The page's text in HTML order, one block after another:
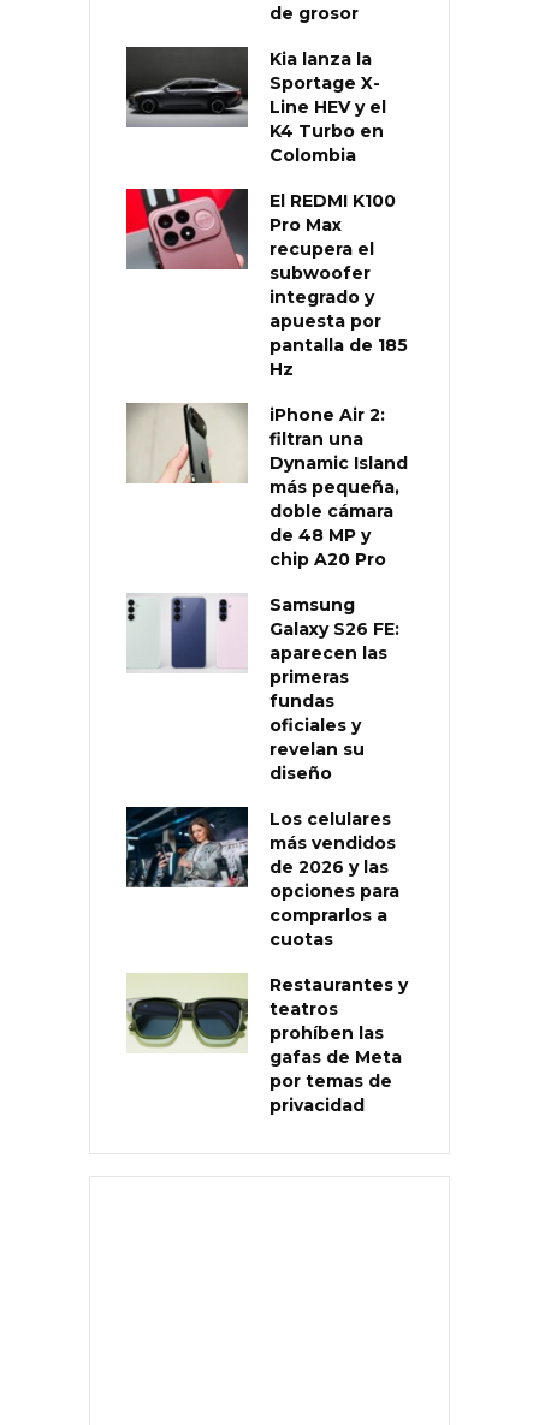
de grosor
Kia lanza la
Sportage X-
Line HEV y el
K4 Turbo en
Colombia
El REDMI K100
Pro Max
recupera el
subwoofer
integrado y
apuesta por
pantalla de 185
Hz
iPhone Air 2:
filtran una
Dynamic Island
más pequeña,
doble cámara
de 48 MP y
chip A20 Pro
Samsung
Galaxy S26 FE:
aparecen las
primeras
fundas
oficiales y
revelan su
diseño
Los celulares
más vendidos
de 2026 y las
opciones para
comprarlos a
cuotas
Restaurantes y
teatros
prohíben las
gafas de Meta
por temas de
privacidad